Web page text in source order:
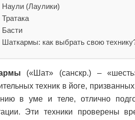
Наули (Лаулики)
Тратака
Басти
Шаткармы: как выбрать свою
(«Шат» (санскр.) –
техник в йоге,
в уме и теле, отлично
Эти техники проверены